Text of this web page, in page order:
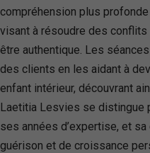
compréhension plus
visant à résoudre des
être authentique. Les
des clients en les aidant à
enfant intérieur, découvrant
Laetitia Lesvies se distingue
ses années d’expertise, et
guérison et de croissance